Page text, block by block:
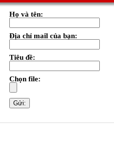
Họ và tên:
Địa chỉ mail của bạn:
Tiêu đề:
Chọn file: